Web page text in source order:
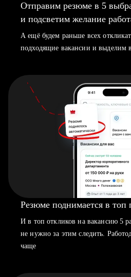
Отправим резюме в 5
и подсветим желание
А ещё будем раньше всех
подходящие вакансии и выделим
Резюме поднимается в топ
И в топ откликов на вакансию 5
не нужно за этим следить.
чаще